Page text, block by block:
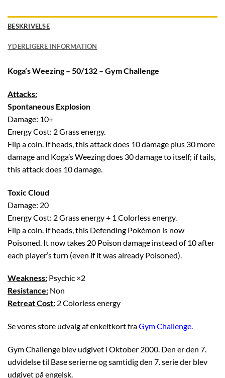
BESKRIVELSE
YDERLIGERE INFORMATION
Koga’s Weezing – 50/132 – Gym Challenge
Attacks:
Spontaneous Explosion
Damage: 10+
Energy Cost: 2 Grass energy.
Flip a coin. If heads, this attack does 10 damage plus 30 more
damage and Koga’s Weezing does 30 damage to itself; if tails,
this attack does 10 damage.
Toxic Cloud
Damage: 20
Energy Cost: 2 Grass energy + 1 Colorless energy.
Flip a coin. If heads, this Defending Pokémon is now
Poisoned. It now takes 20 Poison damage instead of 10 after
each player’s turn (even if it was already Poisoned).
Weakness: Psychic ×2
Resistance: Non
Retreat Cost: 2 Colorless energy
Se vores store udvalg af enkeltkort fraGym Challenge.
Gym Challenge blev udgivet i Oktober 2000. Den er den 7.
udvidelse til Base serierne og samtidig den 7. serie der blev
udgivet på engelsk.